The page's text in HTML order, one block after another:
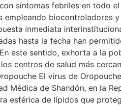
síntomas febriles en todo
biocontroladores
inmediata
hasta la fecha han
este sentido, exhorta a la
centros de salud más
El virus de
de Shandón, en la
esférica de lípidos que